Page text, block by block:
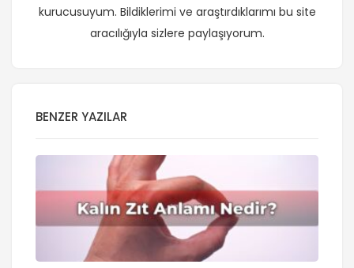
kurucusuyum. Bildiklerimi ve araştırdıklarımı bu site
aracılığıyla sizlere paylaşıyorum.
BENZER YAZILAR